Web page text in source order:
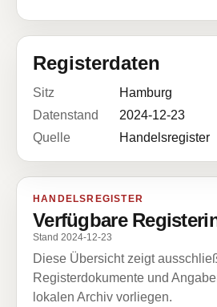
Registerdaten
Sitz
Hamburg
Datenstand
2024-12-23
Quelle
Handelsregister
HANDELSREGISTER
Verfügbare
Stand 2024-12-23
Diese Übersicht zeigt
Registerdokumente und
lokalen Archiv vorliegen.